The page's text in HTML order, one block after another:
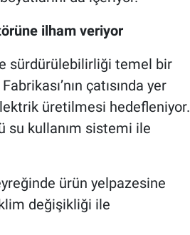
ilham veriyor
sürdürülebilirliği temel bir
çatısında yer
üretilmesi hedefleniyor.
su kullanım sistemi ile
ürün yelpazesine
değişikliği ile